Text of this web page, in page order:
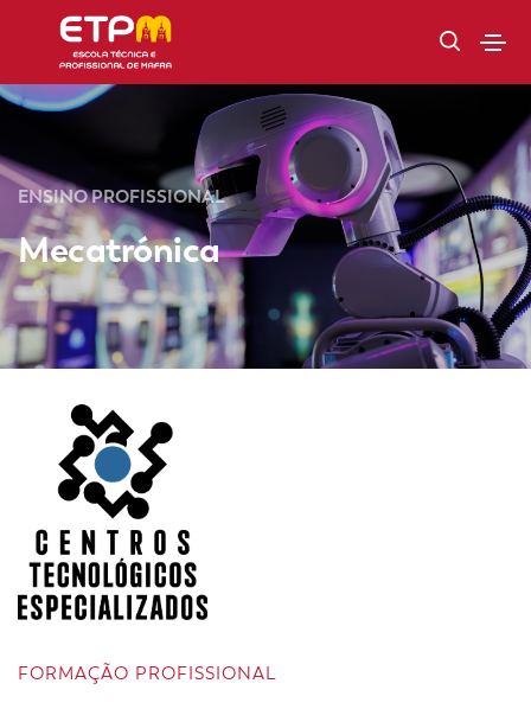
ENSINO PROFISSIONAL
Mecatrónica
FORMAÇÃO PROFISSIONAL